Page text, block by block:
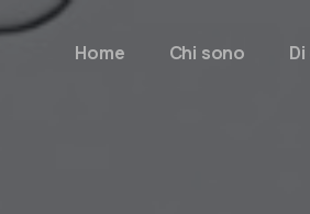
Home Chi sono